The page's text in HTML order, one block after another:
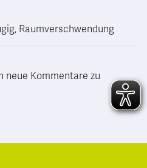
Raumverschwendung
Kommentare zu